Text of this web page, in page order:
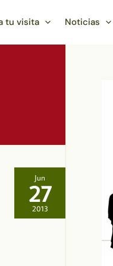
tu visita Noticias
Jun
27
2013